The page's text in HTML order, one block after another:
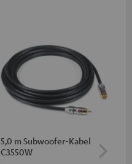
5,0 m Subwoofer-Kabel
C3550W